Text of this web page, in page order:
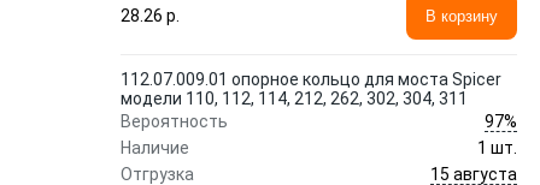
28.26 p. В корзину
112.07.009.01 опорное кольцо для моста Spicer
модели 110, 112, 114, 212, 262, 302, 304, 311
Вероятность
97%
Наличие
1 шт.
Отгрузка
15 августа